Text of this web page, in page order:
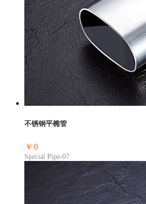
不锈钢平椭管
￥0
Special Pipe-07